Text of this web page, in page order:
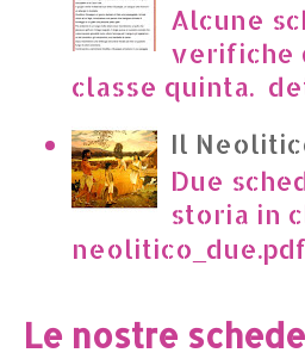
Alcune
verifiche
classe quinta.
Il
Due
storia in
neolitico_due.pdf
Le nostre